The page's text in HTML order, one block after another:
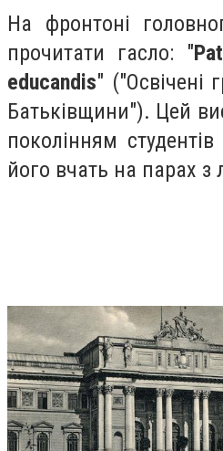
На фронтоні
прочитати гасло: "
educandis" ("Освічені
Батьківщини"). Цей
поколінням
його вчать на парах з